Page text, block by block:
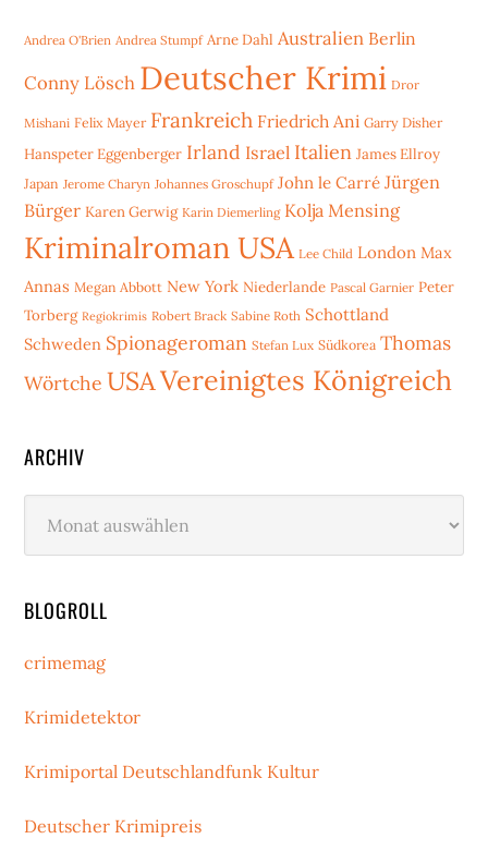
Andrea O'Brien Andrea Stumpf Arne Dahl Australien Berlin
Conny Lösch Deutscher Krimi Dror
Mishani Felix Mayer Frankreich Friedrich Ani Garry Disher
Hanspeter Eggenberger Irland Israel Italien James Ellroy
Japan Jerome Charyn Johannes Groschupf John le Carré Jürgen
Bürger Karen Gerwig Karin Diemerling Kolja Mensing
Kriminalroman USA Lee Child London Max
Annas Megan Abbott New York Niederlande Pascal Garnier Peter
Torberg Regiokrimis Robert Brack Sabine Roth Schottland
Schweden Spionageroman Stefan Lux Südkorea Thomas
Wörtche USAVereinigtes Königreich
ARCHIV
BLOGROLL
crimemag
Krimidetektor
Krimiportal Deutschlandfunk Kultur
Deutscher Krimipreis